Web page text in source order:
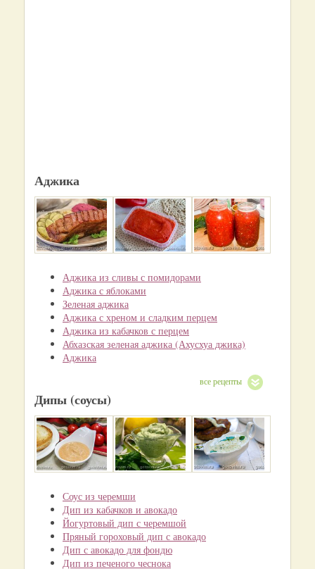
Аджика
Аджика из сливы с помидорами
Аджика с яблоками
Зеленая аджика
Аджика с хреном и сладким перцем
Аджика из кабачков с перцем
Абхазская зеленая аджика (Ахусхуа джика)
Аджика
все рецепты
Дипы (соусы)
Соус из черемши
Дип из кабачков и авокадо
Йогуртовый дип с черемшой
Пряный гороховый дип с авокадо
Дип с авокадо для фондю
Дип из печеного чеснока